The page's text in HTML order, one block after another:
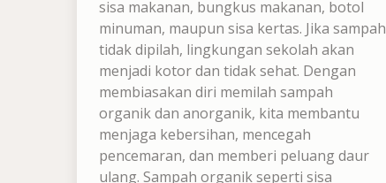
sisa makanan, bungkus makanan, botol
minuman, maupun sisa kertas. Jika sampah
tidak dipilah, lingkungan sekolah akan
menjadi kotor dan tidak sehat. Dengan
membiasakan diri memilah sampah
organik dan anorganik, kita membantu
menjaga kebersihan, mencegah
pencemaran, dan memberi peluang daur
ulang. Sampah organik seperti sisa